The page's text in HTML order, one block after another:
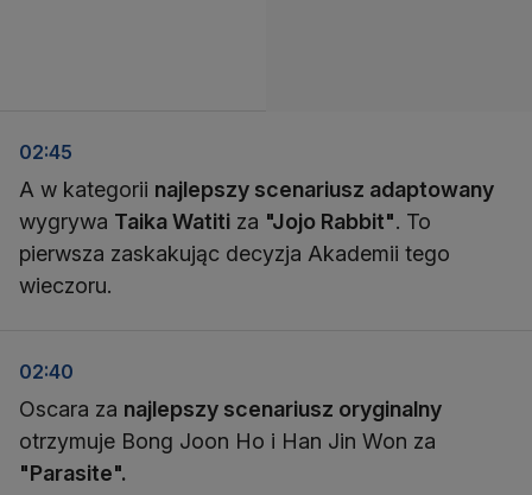
02:45
A w kategorii najlepszy scenariusz adaptowany
wygrywa Taika Watiti za "Jojo Rabbit". To
pierwsza zaskakując decyzja Akademii tego
wieczoru.
02:40
Oscara za najlepszy scenariusz oryginalny
otrzymuje Bong Joon Ho i Han Jin Won za
"Parasite".